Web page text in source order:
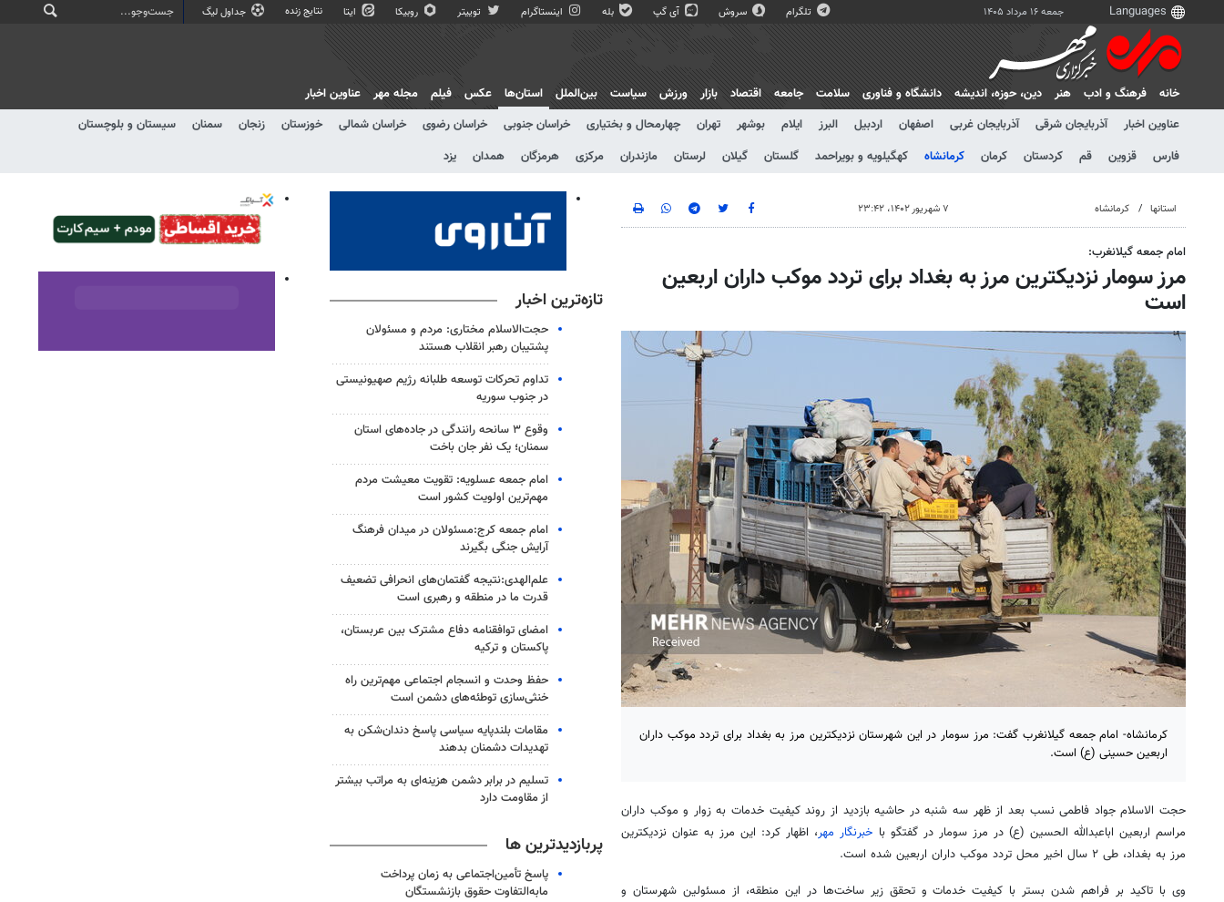
جمعه ۱۶ مرداد ۱۴۰۵ تلگرام سروش آی گپ بله اینستاگرام توییتر روبیکا ایتا نتایج زنده جداول لیگ
خانه فرهنگ و ادب هنر دين، حوزه، انديشه دانشگاه و فناوری سلامت جامعه اقتصاد بازار ورزش سیاست بین‌الملل
استان‌ها
عناوین اخبار
آذربایجان شرقی آذربایجان غربی اصفهان اردبیل البرز ایلام بوشهر تهران چهارمحال و بختیاری خراسان جنوبی خراسان رضوی خراسان شمالی خوزستان زنجان سمنان
سیستان و بلوچستان
فارس
قزوین قم کردستان کرمان کرمانشاه کهگیلویه و بویراحمد گلستان گیلان لرستان مازندران مرکزی هرمزگان همدان یزد
عکس فیلم مجله مهر عناوین اخبار
استانها کرمانشاه ۷ شهریور ۱۴۰۲، ۲۳:۴۲
امام جمعه گیلانغرب:
مرز سومار نزدیکترین مرز به بغداد برای تردد موکب داران اربعین
است
کرمانشاه- امام جمعه گیلانغرب گفت: مرز سومار در این شهرستان نزدیکترین مرز به بغداد برای تردد موکب داران
اربعین حسینی (ع) است.
حجت الاسلام جواد فاطمی نسب بعد از ظهر سه شنبه در حاشیه بازدید از روند کیفیت خدمات به زوار و موکب داران
مراسم اربعین اباعبدالله الحسین (ع) در مرزسومار در گفتگو با خبرنگار مهر، اظهار کرد: این مرز به عنوان نزدیکترین
مرز به بغداد، طی ۲ سال اخیر محل تردد موکب داران اربعین شده است.
وی با تاکید بر فراهم شدن بستر با کیفیت خدمات و تحقق زیر ساخت‌ها در این منطقه، از مسئولین شهرستان و
تازه‌ترین اخبار
حجت‌الاسلام مختاری: مردم و مسئولان
پشتیبان رهبر انقلاب هستند
تداوم تحرکات توسعه طلبانه رژیم صهیونیستی
در جنوب سوریه
وقوع ۳ سانحه رانندگی در جاده‌های استان
سمنان؛ یک نفر جان باخت
امام جمعه عسلویه: تقویت معیشت مردم
مهم‌ترین اولویت کشور است
امام جمعه کرج:مسئولان در میدان فرهنگ
آرایش جنگی بگیرند
علم‌الهدی:نتیجه گفتمان‌های انحرافی تضعیف
قدرت ما در منطقه و رهبری است
امضای توافقنامه دفاع مشترک بین عربستان،
پاکستان و ترکیه
حفظ وحدت و انسجام اجتماعی مهم‌ترین راه
خنثی‌سازی توطئه‌های دشمن است
مقامات بلندپایه سیاسی پاسخ دندان‌شکن به
تهدیدات دشمنان بدهند
تسلیم در برابر دشمن هزینه‌ای به مراتب بیشتر
از مقاومت دارد
پربازدیدترین ها
پاسخ تأمین‌اجتماعی به زمان پرداخت
مابه‌التفاوت حقوق بازنشستگان